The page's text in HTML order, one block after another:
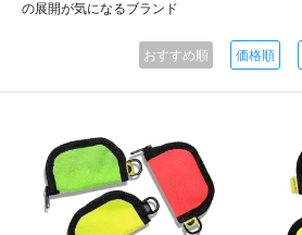
の展開が気になるブランド
おすすめ順 価格順